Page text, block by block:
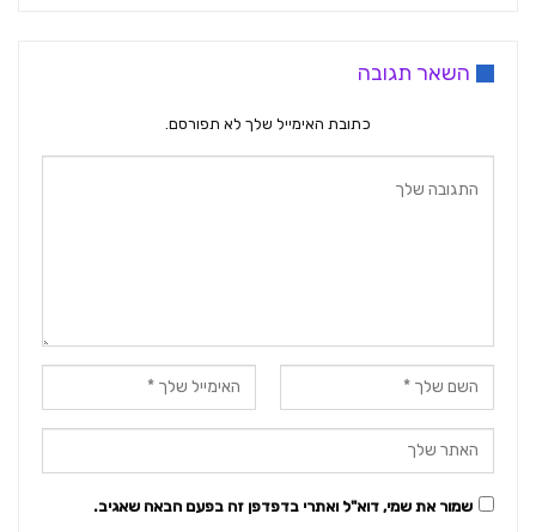
השאר תגובה
כתובת האימייל שלך לא תפורסם.
שמור את שמי, דוא"ל ואתרי בדפדפן זה בפעם הבאה שאגיב.